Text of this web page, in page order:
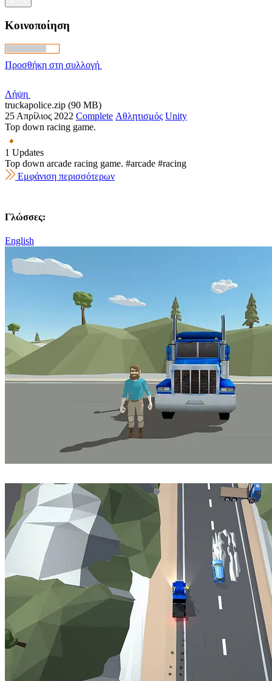
Κοινοποίηση
Προσθήκη στη συλλογή
Λήψη
truckapolice.zip (90 MB)
25 Απρίλιος 2022 Complete Αθλητισμός Unity
Top down racing game.
1 Updates
Top down arcade racing game. #arcade #racing
Εμφάνιση περισσότερων
Γλώσσες:
English